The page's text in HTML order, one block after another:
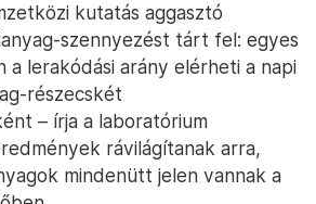
kutatás aggasztó
szennyezést tárt fel: egyes
a lerakódási arány elérheti a napi
részecskét
– írja a laboratórium
rávilágítanak arra,
mindenütt jelen vannak a